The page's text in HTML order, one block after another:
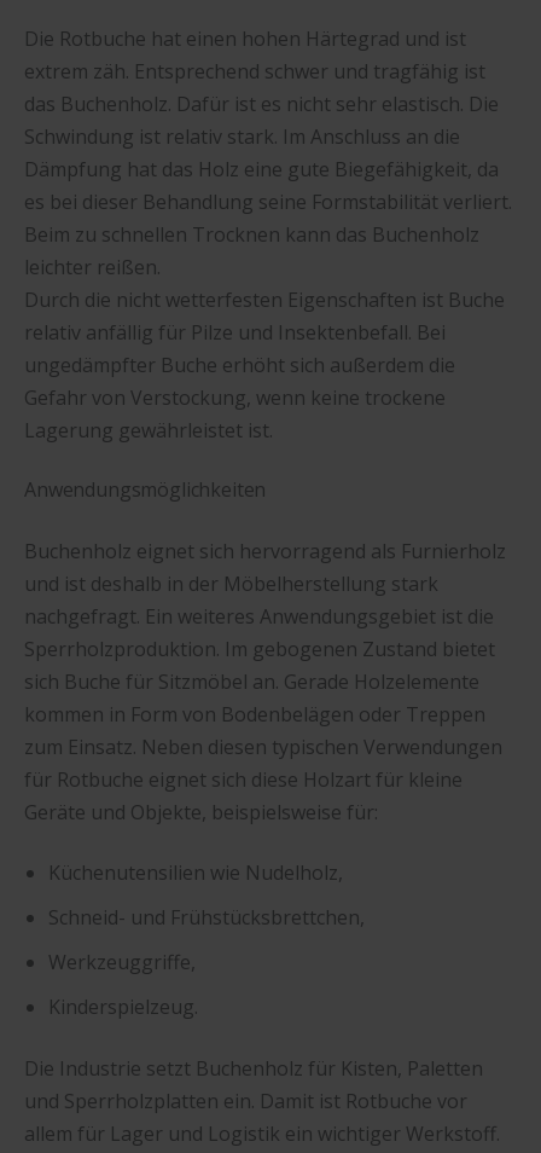
Die Rotbuche hat einen hohen Härtegrad und ist
extrem zäh. Entsprechend schwer und tragfähig ist
das Buchenholz. Dafür ist es nicht sehr elastisch. Die
Schwindung ist relativ stark. Im Anschluss an die
Dämpfung hat das Holz eine gute Biegefähigkeit, da
es bei dieser Behandlung seine Formstabilität verliert.
Beim zu schnellen Trocknen kann das Buchenholz
leichter reißen.
Durch die nicht wetterfesten Eigenschaften ist Buche
relativ anfällig für Pilze und Insektenbefall. Bei
ungedämpfter Buche erhöht sich außerdem die
Gefahr von Verstockung, wenn keine trockene
Lagerung gewährleistet ist.
Anwendungsmöglichkeiten
Buchenholz eignet sich hervorragend als Furnierholz
und ist deshalb in der Möbelherstellung stark
nachgefragt. Ein weiteres Anwendungsgebiet ist die
Sperrholzproduktion. Im gebogenen Zustand bietet
sich Buche für Sitzmöbel an. Gerade Holzelemente
kommen in Form von Bodenbelägen oder Treppen
zum Einsatz. Neben diesen typischen Verwendungen
für Rotbuche eignet sich diese Holzart für kleine
Geräte und Objekte, beispielsweise für:
Küchenutensilien wie Nudelholz,
Schneid- und Frühstücksbrettchen,
Werkzeuggriffe,
Kinderspielzeug.
Die Industrie setzt Buchenholz für Kisten, Paletten
und Sperrholzplatten ein. Damit ist Rotbuche vor
allem für Lager und Logistik ein wichtiger Werkstoff.